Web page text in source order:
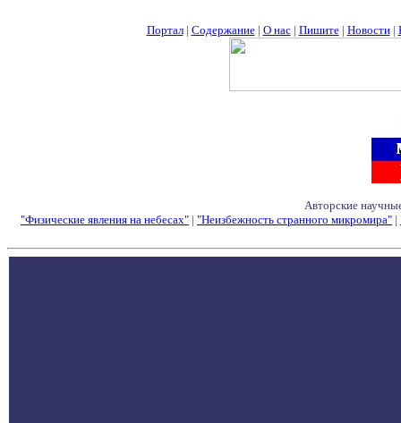
Портал| Содержание| О нас| Пишите| Новости|
Авторские
"Физические явления на небесах" | "Неизбежность странного микромира" |